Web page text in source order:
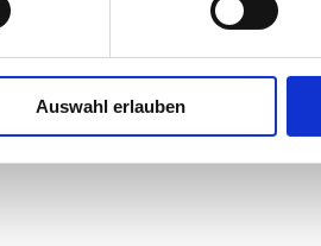
Auswahl erlauben